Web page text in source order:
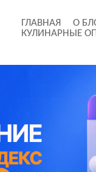
ГЛАВНАЯ
О
КУЛИНАРНЫЕ